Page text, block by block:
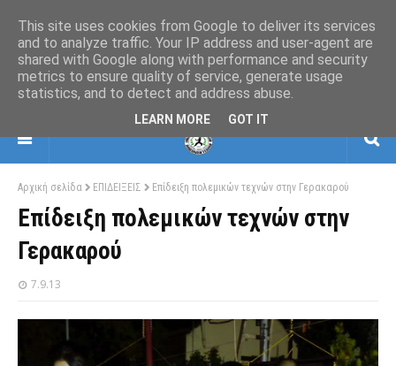
ΕΛΛΗΝΙΚΗ ΟΜΟΣΠΟΝΔΙΑ ΠΟΛΕΜΙΚΩΝ
ΤΕΧΝΩΝ
ΒΗΜΑΤΙΣΜΩΝ-ΣΚΙΑΜΑΧΙΑΣ-ΚΡΟΥΣΕΩΝ
Αρχική σελίδα ΕΠΙΔΕΙΞΕΙΣ Eπίδειξη πολεμικών τεχνών στην Γερακαρού
Eπίδειξη πολεμικών τεχνών στην
Γερακαρού
7.9.13
This site uses cookies from Google to deliver its services
and to analyze traffic. Your IP address and user-agent are
shared with Google along with performance and security
metrics to ensure quality of service, generate usage
statistics, and to detect and address abuse.
LEARN MORE GOT IT